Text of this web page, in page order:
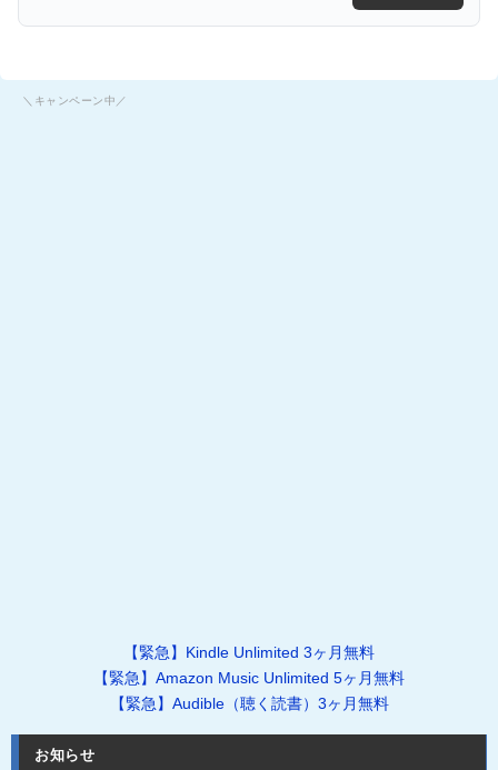
＼キャンペーン中／
【緊急】Kindle Unlimited 3ヶ月無料
【緊急】Amazon Music Unlimited 5ヶ月無料
【緊急】Audible（聴く読書）3ヶ月無料
お知らせ